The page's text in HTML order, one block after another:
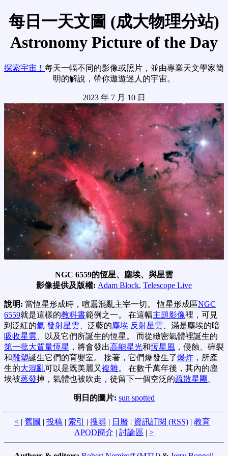
每日一天文圖 (成大物理分站)
Astronomy Picture of the Day
探索宇宙！ 每天一幅不同的影像或照片，並由專業天文學家簡
明的解說，帶你遨遊迷人的宇宙。
2023 年 7 月 10 日
NGC 6559的恆星、塵埃、與星雲
影像提供及版權: Adam Block, Telescope Live
說明: 當恆星形成時，喧囂混亂主宰一切。 恆星形成區NGC
6559就是這樣的教科書範例之一。 在這幅主題影像裡，可見
到泛紅的氫 發射星雲 、泛藍的塵埃 反射星雲 、滿是塵埃的暗
吸收星雲 、以及它們所誕生的恆星。 而從緻密氣體裡誕生的
第一批大質量恆星 ，將會發出高能星光和恆星風 ，侵蝕、碎裂
和雕塑誕生它們的育嬰室。 接著，它們爆發生了爆炸 ，所產
生的大混亂可以是既美麗又 複雜。 在數千萬年後，其內的塵
埃被蒸發掉，氣體也被吹走，徒留下一個空泛的疏散星團 。
明日的圖片: sun spotted
< | 舊圖 | 投稿 | 索引 | 搜尋 | 日曆 | 資訊訂閱 (RSS) | 教育 |
APOD簡介 | 討論區 | >